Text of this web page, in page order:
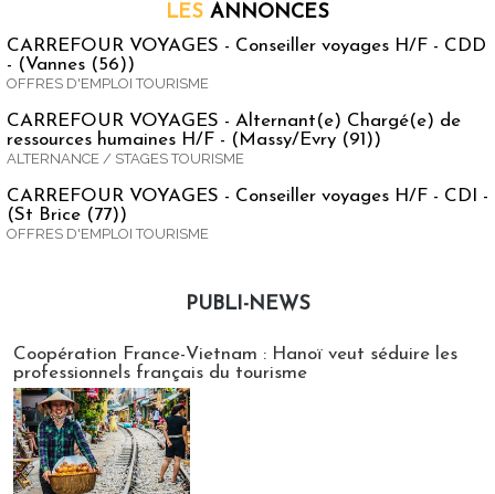
LES ANNONCES
CARREFOUR VOYAGES - Conseiller voyages H/F - CDD
- (Vannes (56))
OFFRES D'EMPLOI TOURISME
CARREFOUR VOYAGES - Alternant(e) Chargé(e) de
ressources humaines H/F - (Massy/Evry (91))
ALTERNANCE / STAGES TOURISME
CARREFOUR VOYAGES - Conseiller voyages H/F - CDI -
(St Brice (77))
OFFRES D'EMPLOI TOURISME
PUBLI-NEWS
Coopération France-Vietnam : Hanoï veut séduire les
professionnels français du tourisme